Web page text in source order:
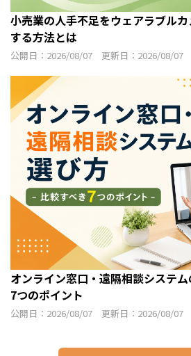
小売業の人手不足をウェアラブル
する方法とは
公開日：2026/08/07 更新日：2026/08/07
オンライン窓口・遠隔相談システ
7つのポイント
公開日：2026/08/07 更新日：2026/08/07